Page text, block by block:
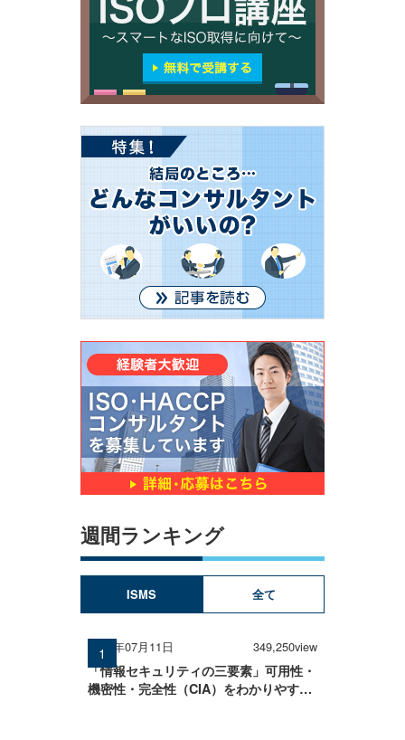
週間ランキング
ISMS 全て
2025年07月11日 349,250view
「情報セキュリティの三要素」可用性・
機密性・完全性（CIA）をわかりやすく